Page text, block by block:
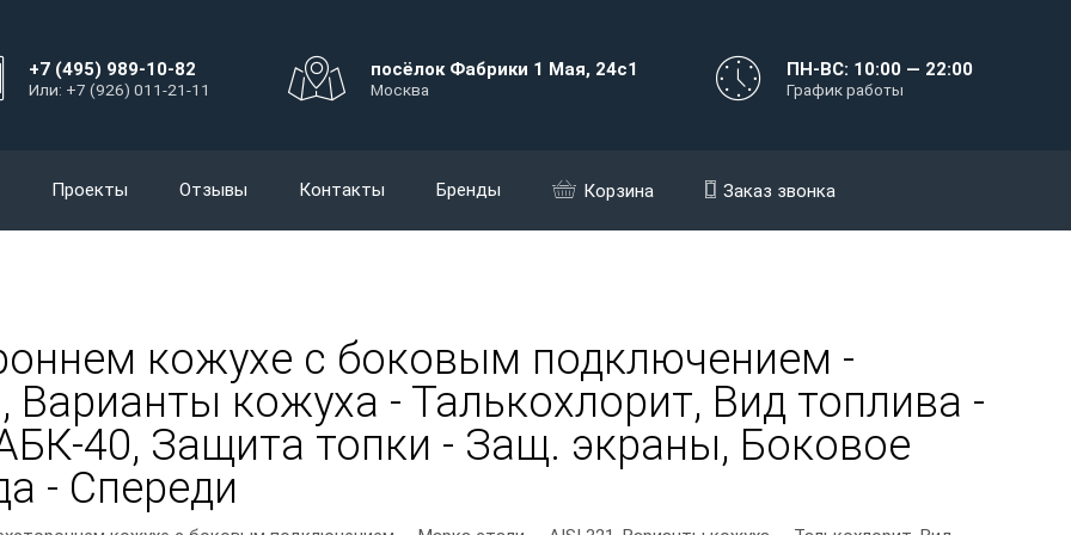
+7 (495) 989-10-82
Или: +7 (926) 011-21-11
посёлок Фабрики 1 Мая, 24с1
Москва
ПН-ВС: 10:00 — 22:00
График работы
Проекты Отзывы Контакты Бренды Корзина Заказ звонка
кожухе с боковым подключением -
Варианты кожуха - Талькохлорит, Вид топлива -
40, Защита топки - Защ. экраны, Боковое
- Спереди